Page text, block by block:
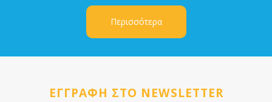
Περισσότερα
ΕΓΓΡΑΦΗ ΣΤΟ NEWSLETTER